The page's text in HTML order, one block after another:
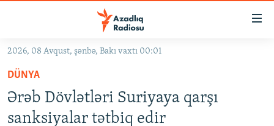
Əsas
qayıt
Əsas
naviqasiyaya
#İZAHLA
KORRUPSIOMETR
2026, 08 Avqust, şənbə, Bakı vaxtı 00:01
DÜNYA
Ərəb Dövlətləri Suriyaya qarşı
sanksiyalar tətbiq edir